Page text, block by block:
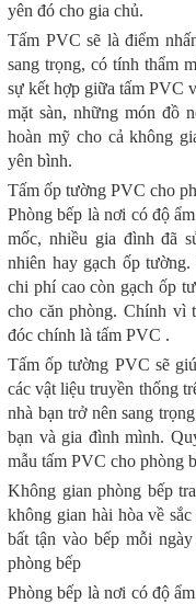
yên đó cho gia chủ.
Tấm PVC sẽ là điểm
sang trọng, có tính thẩm
sự kết hợp giữa tấm PVC
mặt sàn, những món đồ
hoàn mỹ cho cả không
yên bình.
Tấm ốp tường PVC cho
Phòng bếp là nơi có độ
mốc, nhiều gia đình đã
nhiên hay gạch ốp
chi phí cao còn gạch ốp
cho căn phòng. Chính vì
đóc chính là tấm PVC .
Tấm ốp tường PVC sẽ
các vật liệu truyền thống
nhà bạn trở nên sang
bạn và gia đình mình.
mẫu tấm PVC cho phòng
Không gian phòng bếp
không gian hài hòa về
bất tận vào bếp mỗi
phòng bếp
Phòng bếp là nơi có độ